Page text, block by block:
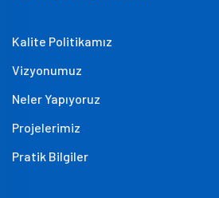
Kalite Politikamız
Vizyonumuz
Neler Yapıyoruz
Projelerimiz
Pratik Bilgiler